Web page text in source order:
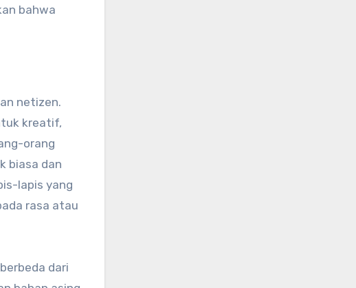
bahwa
netizen.
kreatif,
orang
biasa dan
lapis yang
rasa atau
dari